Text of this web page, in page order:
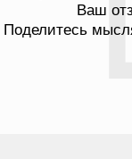
Ваш
Поделитесь